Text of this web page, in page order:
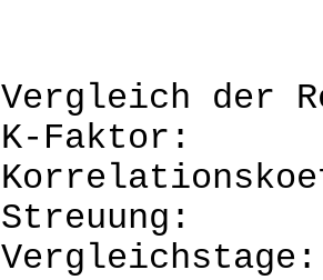
Vergleich der
K-